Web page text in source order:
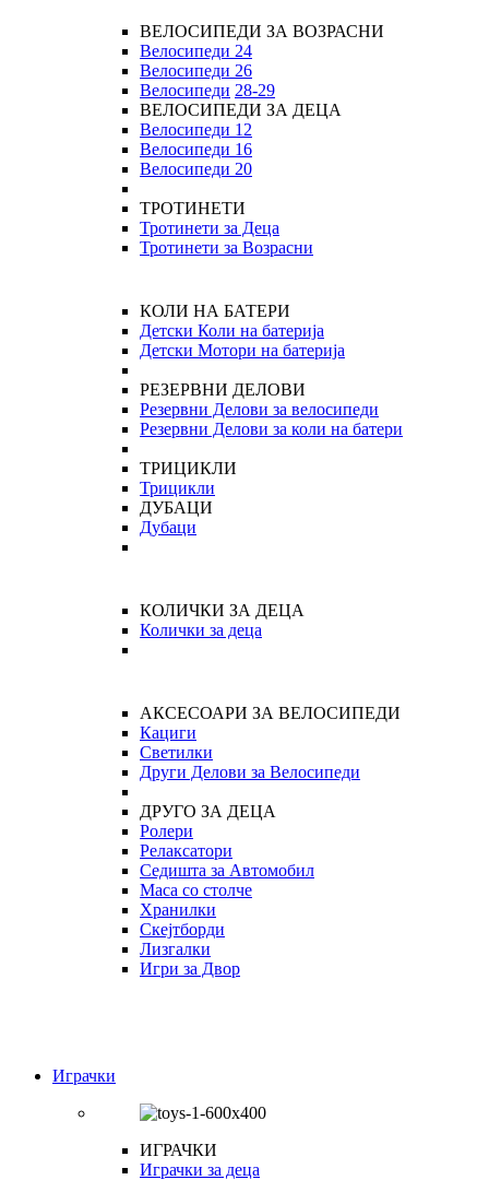
ВЕЛОСИПЕДИ ЗА ВОЗРАСНИ
Велосипеди 24
Велосипеди 26
Велосипеди 28-29
ВЕЛОСИПЕДИ ЗА ДЕЦА
Велосипеди 12
Велосипеди 16
Велосипеди 20
ТРОТИНЕТИ
Тротинети за Деца
Тротинети за Возрасни
КОЛИ НА БАТЕРИ
Детски Коли на батерија
Детски Мотори на батерија
РЕЗЕРВНИ ДЕЛОВИ
Резервни Делови за велосипеди
Резервни Делови за коли на батери
ТРИЦИКЛИ
Трицикли
ДУБАЦИ
Дубаци
КОЛИЧКИ ЗА ДЕЦА
Колички за деца
АКСЕСОАРИ ЗА ВЕЛОСИПЕДИ
Кациги
Светилки
Други Делови за Велосипеди
ДРУГО ЗА ДЕЦА
Ролери
Релаксатори
Седишта за Автомобил
Маса со столче
Хранилки
Скејтборди
Лизгалки
Игри за Двор
Играчки
ИГРАЧКИ
Играчки за деца